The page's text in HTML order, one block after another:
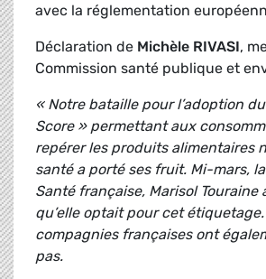
avec la réglementation
Déclaration de Michèle RIVASI,
Commission santé publique et
« Notre bataille pour l’adoption
Score » permettant aux
repérer les produits alimentaires
santé a porté ses fruit. Mi-mars,
Santé française, Marisol Touraine
qu’elle optait pour cet
compagnies françaises ont
pas.